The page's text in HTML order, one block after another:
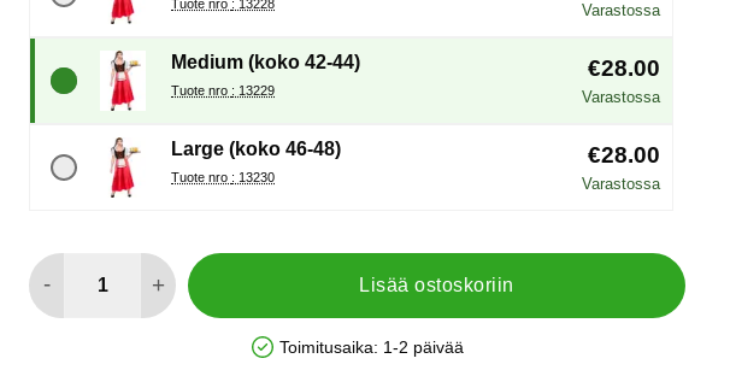
Tuote nro : 13228 Varastossa
Medium (koko 42-44)
Tuote nro : 13229
€28.00
Varastossa
Large (koko 46-48)
Tuote nro : 13230
€28.00
Varastossa
- + Lisää ostoskoriin
Saatavuus: Varastossa
Toimitusaika: 1-2 päivää